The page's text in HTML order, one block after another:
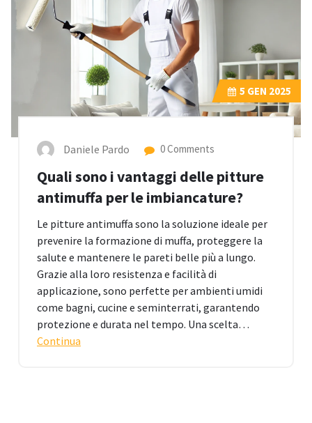
5 GEN 2025
Daniele Pardo 0 Comments
Quali sono i vantaggi delle pitture
antimuffa per le imbiancature?
Le pitture antimuffa sono la soluzione ideale per
prevenire la formazione di muffa, proteggere la
salute e mantenere le pareti belle più a lungo.
Grazie alla loro resistenza e facilità di
applicazione, sono perfette per ambienti umidi
come bagni, cucine e seminterrati, garantendo
protezione e durata nel tempo. Una scelta…
Continua